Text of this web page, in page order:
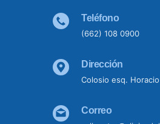
Teléfono
(662) 108 0900
Dirección
Colosio esq.
Correo